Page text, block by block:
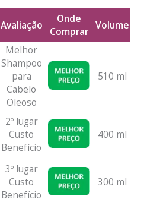
Avaliação
Onde
Comprar Volume
Avaliação
Comprar
Melhor
Shampoo
para
Cabelo
Oleoso
510 ml
2º lugar
Custo
Benefício
400 ml
3º lugar
Custo
Benefício
300 ml